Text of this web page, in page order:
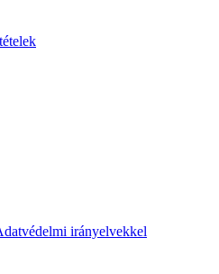
irányelvekkel